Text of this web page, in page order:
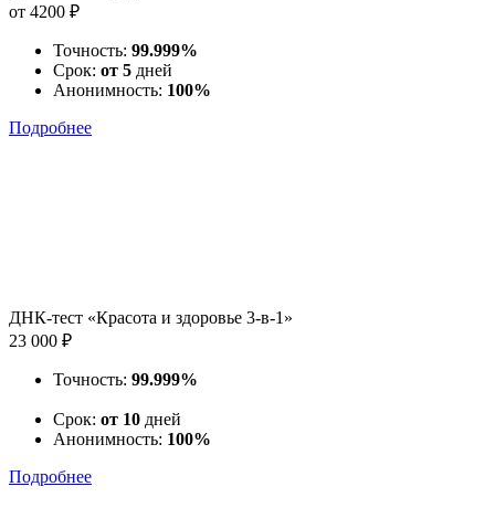
от 4200 ₽
Точность: 99.999%
Срок: от 5 дней
Анонимность: 100%
Подробнее
ДНК-тест «Красота и здоровье 3-в-1»
23 000 ₽
Точность: 99.999%
Срок: от 10 дней
Анонимность: 100%
Подробнее